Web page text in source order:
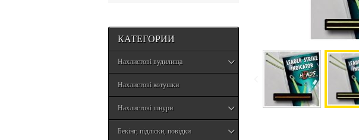
КАТЕГОРИИ
Нахлистові вудилища
Нахлистові котушки
Нахлистові шнури
Бекінг, підліски, повідки